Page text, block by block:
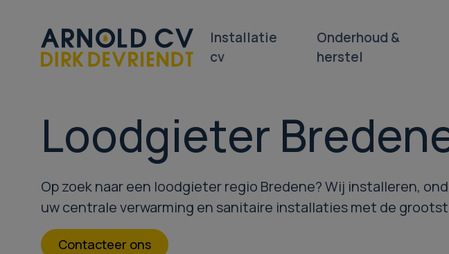
Installatie
cv
Onderhoud &
herstel
Loodgieter
Op zoek naar een loodgieter regio Bredene? Wij installeren,
uw centrale verwarming en sanitaire installaties met de
Contacteer ons